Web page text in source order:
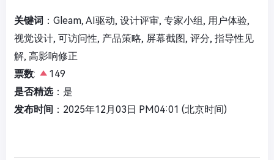
关键词 ：Gleam, AI驱动, 设计评审, 专家小组, 用户体验,
视觉设计, 可访问性, 产品策略, 屏幕截图, 评分, 指导性见
解, 高影响修正
票数:
149
是否精选：是
发布时间 ：2025年12月03日 PM04:01 (北京时间)